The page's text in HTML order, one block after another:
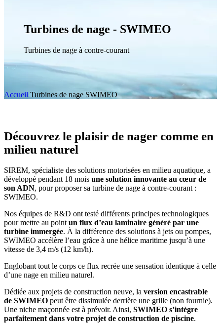
Turbines de nage - SWIMEO
Turbines de nage à contre-courant
Accueil Turbines de nage SWIMEO
Découvrez le plaisir de nager comme en
milieu naturel
SIREM, spécialiste des solutions motorisées en milieu aquatique, a
développé pendant 18 mois une solution innovante au cœur de
son ADN, pour proposer sa turbine de nage à contre-courant :
SWIMEO.
Nos équipes de R&D ont testé différents principes technologiques
pour mettre au point un flux d’eau laminaire généré par une
turbine immergée. À la différence des solutions à jets ou pompes,
SWIMEO accélère l’eau grâce à une hélice maritime jusqu’à une
vitesse de 3,4 m/s (12 km/h).
Englobant tout le corps ce flux recrée une sensation identique à celle
d’une nage en milieu naturel.
Dédiée aux projets de construction neuve, la version encastrable
de SWIMEO peut être dissimulée derrière une grille (non fournie).
Une niche maçonnée est à prévoir. Ainsi, SWIMEO s’intègre
parfaitement dans votre projet de construction de piscine.